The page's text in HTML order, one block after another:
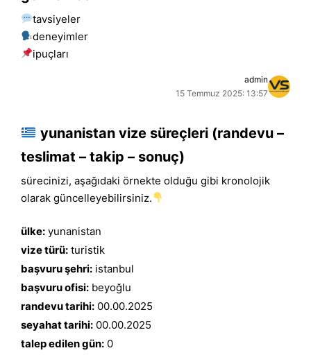
tavsiyeler
deneyimler
i̇puçları
admin
15 Temmuz 2025: 13:57
yunanistan vize süreçleri (randevu –
teslimat – takip – sonuç)
sürecinizi, aşağıdaki örnekte olduğu gibi kronolojik
olarak güncelleyebilirsiniz.
ülke: yunanistan
vize türü: turistik
başvuru şehri: istanbul
başvuru ofisi: beyoğlu
randevu tarihi: 00.00.2025
seyahat tarihi: 00.00.2025
talep edilen gün: 0